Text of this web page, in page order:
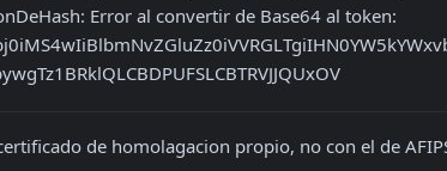
Error al convertir de Base64 al token:
de homolagacion propio, no con el de